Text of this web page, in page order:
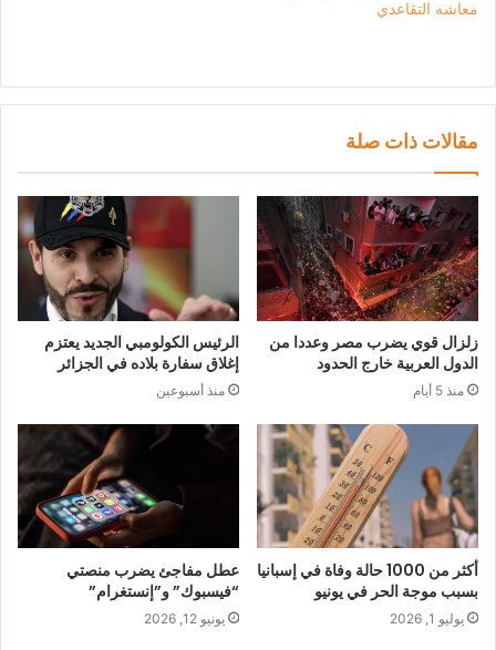
معاشه التقاعدي
مقالات ذات صلة
زلزال قوي يضرب مصر وعددا من
الدول العربية خارج الحدود
منذ 5 أيام
الرئيس الكولومبي الجديد يعتزم
إغلاق سفارة بلاده في الجزائر
منذ أسبوعين
أكثر من 1000 حالة وفاة في إسبانيا
بسبب موجة الحر في يونيو
يوليو 1, 2026
عطل مفاجئ يضرب منصتي
“فيسبوك” و”إنستغرام”
يونيو 12, 2026